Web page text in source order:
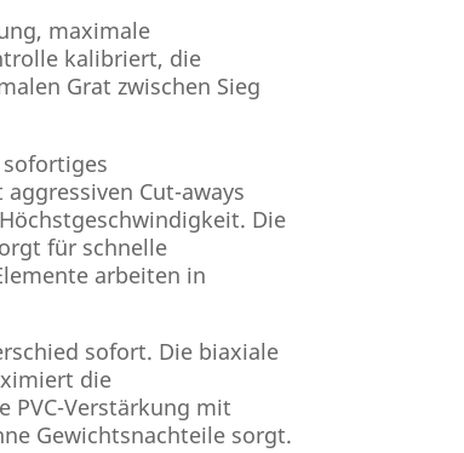
maximale
kalibriert, die
Grat zwischen Sieg
Cut-aways
Die
für schnelle
arbeiten in
sofort. Die biaxiale
die
PVC-Verstärkung mit
Gewichtsnachteile sorgt.